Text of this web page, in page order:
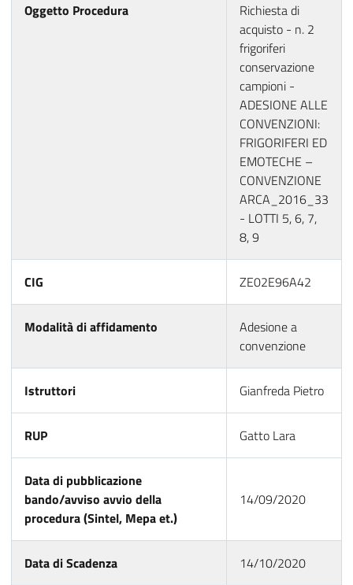
Oggetto Procedura
Richiesta di
acquisto - n. 2
frigoriferi
conservazione
campioni -
ADESIONE ALLE
CONVENZIONI:
FRIGORIFERI ED
EMOTECHE –
CONVENZIONE
ARCA_2016_33
- LOTTI 5, 6, 7,
8, 9
CIG ZE02E96A42
Modalità di affidamento
Adesione a
convenzione
Istruttori Gianfreda Pietro
RUP Gatto Lara
Data di pubblicazione
bando/avviso avvio della
procedura (Sintel, Mepa et.)
14/09/2020
Data di Scadenza 14/10/2020